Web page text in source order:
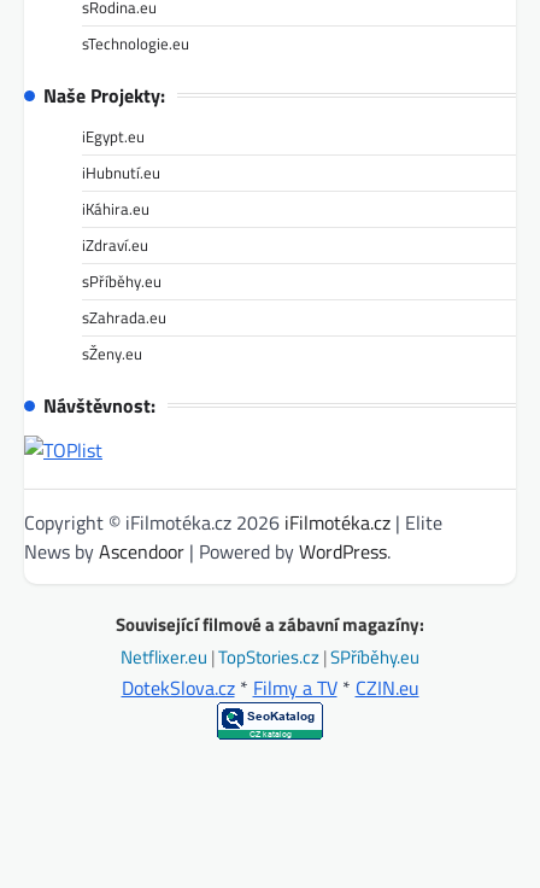
sRodina.eu
sTechnologie.eu
Naše Projekty:
iEgypt.eu
iHubnutí.eu
iKáhira.eu
iZdraví.eu
sPříběhy.eu
sZahrada.eu
sŽeny.eu
Návštěvnost:
Copyright © iFilmotéka.cz 2026 iFilmotéka.cz | Elite
News byAscendoor | Powered byWordPress.
Související filmové a zábavní magazíny:
Netflixer.eu |TopStories.cz|SPříběhy.eu
DotekSlova.cz* Filmy a TV* CZIN.eu